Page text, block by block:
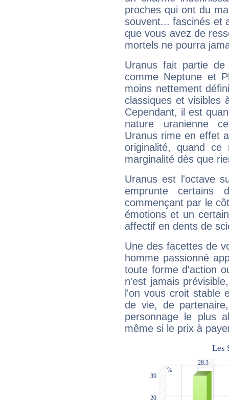
proches qui ont du
souvent... fascinés et
que vous avez de
mortels ne pourra
Uranus fait partie
comme Neptune et
moins nettement
classiques et visibles
Cependant, il est
nature uranienne
Uranus rime en effet
originalité, quand ce
marginalité dès que
Uranus est l'octave
emprunte
commençant par le
émotions et un
affectif en dents de
Une des facettes de
homme passionné
toute forme d'action
n'est jamais
l'on vous croit stable
de vie, de
personnage le plus
même si le prix à